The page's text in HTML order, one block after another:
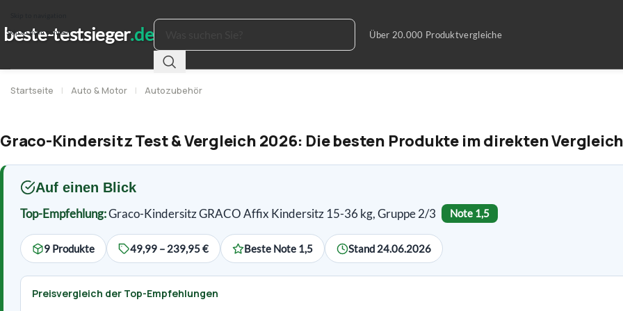
Skip to main content
Startseite | Auto & Motor | Autozubehör
Graco-Kindersitz Test & Vergleich 2026: Die besten Produkte im direkten
Auf einen Blick
Top-Empfehlung:Graco-Kindersitz GRACO Affix Kindersitz 15-36 kg, Gruppe 2/3 Note 1,5
9 Produkte 49,99 – 239,95 € Beste Note 1,5 Stand 24.06.2026
Preisvergleich der Top-Empfehlungen